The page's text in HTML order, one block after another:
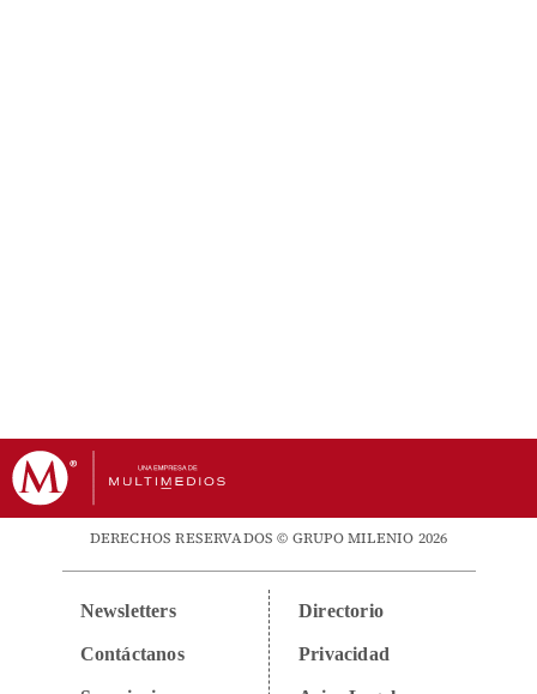
DERECHOS RESERVADOS © GRUPO MILENIO 2026
Newsletters
Contáctanos
Directorio
Privacidad